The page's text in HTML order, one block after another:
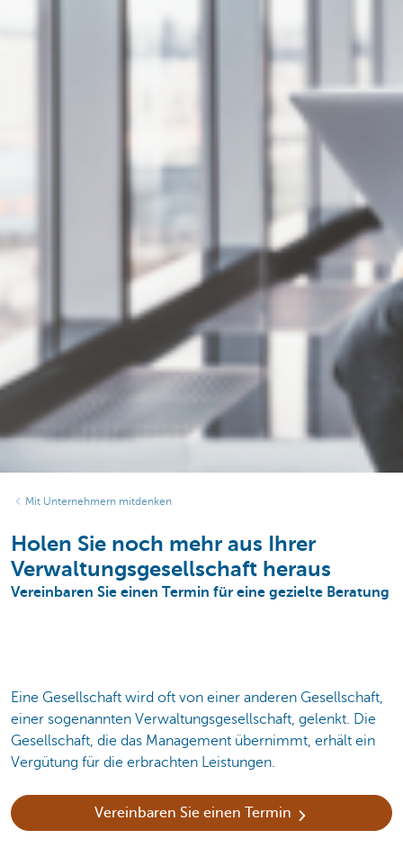
Mit Unternehmern mitdenken
Holen Sie noch mehr aus Ihrer
Verwaltungsgesellschaft heraus
Vereinbaren Sie einen Termin für eine gezielte Beratung
Eine Gesellschaft wird oft von einer anderen Gesellschaft,
einer sogenannten Verwaltungsgesellschaft, gelenkt. Die
Gesellschaft, die das Management übernimmt, erhält ein
Vergütung für die erbrachten Leistungen.
Vereinbaren Sie einen Termin